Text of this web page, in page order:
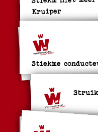
Kruiper
Stiekme